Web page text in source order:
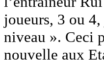
joueurs, 3 ou
niveau ». Ceci
nouvelle aux